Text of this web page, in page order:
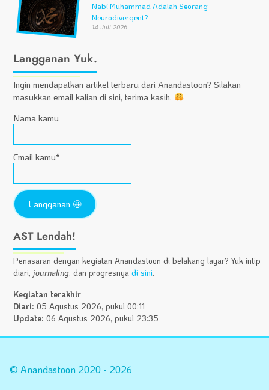
Nabi Muhammad Adalah Seorang
Neurodivergent?
14 Juli 2026
Langganan Yuk.
Ingin mendapatkan artikel terbaru dari Anandastoon? Silakan
masukkan email kalian di sini, terima kasih.
Nama kamu
Email kamu*
AST Lendah!
Penasaran dengan kegiatan Anandastoon di belakang layar? Yuk intip
diari, journaling, dan progresnyadi sini.
Kegiatan terakhir
Diari:05 Agustus 2026, pukul 00:11
Update:06 Agustus 2026, pukul 23:35
Statistik
© Anandastoon 2020 - 2026